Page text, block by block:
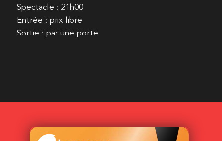
Spectacle : 21h00
Entrée : prix libre
Sortie : par une porte